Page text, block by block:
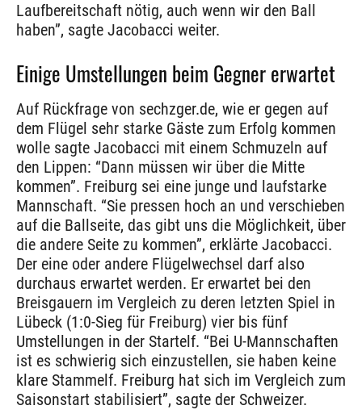
Laufbereitschaft nötig, auch wenn wir den Ball
haben”, sagte Jacobacci weiter.
Einige Umstellungen beim Gegner erwartet
Auf Rückfrage von sechzger.de, wie er gegen auf
dem Flügel sehr starke Gäste zum Erfolg kommen
wolle sagte Jacobacci mit einem Schmuzeln auf
den Lippen: “Dann müssen wir über die Mitte
kommen”. Freiburg sei eine junge und laufstarke
Mannschaft. “Sie pressen hoch an und verschieben
auf die Ballseite, das gibt uns die Möglichkeit, über
die andere Seite zu kommen”, erklärte Jacobacci.
Der eine oder andere Flügelwechsel darf also
durchaus erwartet werden. Er erwartet bei den
Breisgauern im Vergleich zu deren letzten Spiel in
Lübeck (1:0-Sieg für Freiburg) vier bis fünf
Umstellungen in der Startelf. “Bei U-Mannschaften
ist es schwierig sich einzustellen, sie haben keine
klare Stammelf. Freiburg hat sich im Vergleich zum
Saisonstart stabilisiert”, sagte der Schweizer.